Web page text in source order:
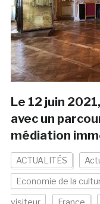
Le 12 juin
avec un
médiation
ACTUALITÉS
Economie de la